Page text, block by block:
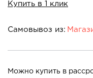
Купить в 1 клик
Самовывоз из:
т/ц
Можно купить в